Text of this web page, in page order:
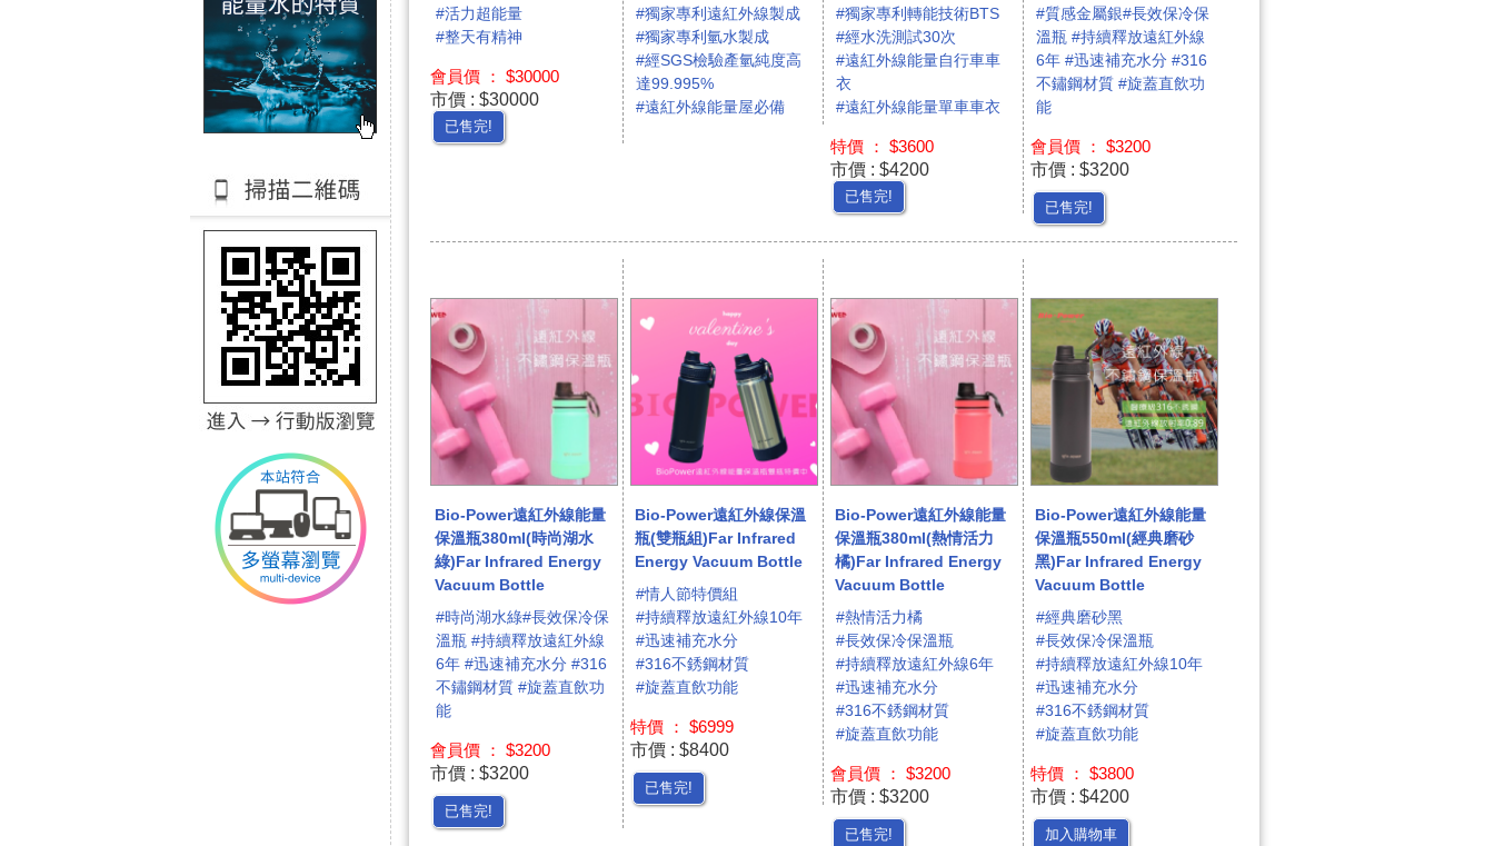
#活力超能量
#整天有精神
會員價 ： $30000
市價 : $30000
已售完!
#獨家專利遠紅外線製成
#獨家專利氫水製成
#經SGS檢驗產氫純度高
達99.995%
#遠紅外線能量屋必備
#獨家專利轉能技術BTS
#經水洗測試30次
#遠紅外線能量自行車車
衣
#遠紅外線能量單車車衣
特價 ： $3600
市價 : $4200
已售完!
#質感金屬銀#長效保冷保
溫瓶 #持續釋放遠紅外線
6年 #迅速補充水分 #316
不鏽鋼材質 #旋蓋直飲功
能
會員價 ： $3200
市價 : $3200
已售完!
Bio-Power遠紅外線能量
保溫瓶380ml(時尚湖水
綠)Far Infrared Energy
Vacuum Bottle
#時尚湖水綠#長效保冷保
溫瓶 #持續釋放遠紅外線
6年 #迅速補充水分 #316
不鏽鋼材質 #旋蓋直飲功
能
會員價 ： $3200
市價 : $3200
已售完!
Bio-Power遠紅外線保溫
瓶(雙瓶組)Far Infrared
Energy Vacuum Bottle
#情人節特價組
#持續釋放遠紅外線10年
#迅速補充水分
#316不銹鋼材質
#旋蓋直飲功能
特價 ： $6999
市價 : $8400
已售完!
Bio-Power遠紅外線能量
保溫瓶380ml(熱情活力
橘)Far Infrared Energy
Vacuum Bottle
#熱情活力橘
#長效保冷保溫瓶
#持續釋放遠紅外線6年
#迅速補充水分
#316不銹鋼材質
#旋蓋直飲功能
會員價 ： $3200
市價 : $3200
已售完!
Bio-Power遠紅外線能量
保溫瓶550ml(經典磨砂
黑)Far Infrared Energy
Vacuum Bottle
#經典磨砂黑
#長效保冷保溫瓶
#持續釋放遠紅外線10年
#迅速補充水分
#316不銹鋼材質
#旋蓋直飲功能
特價 ： $3800
市價 : $4200
加入購物車